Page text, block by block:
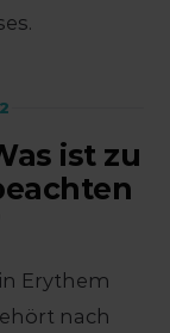
ist zu
Erythem
nach